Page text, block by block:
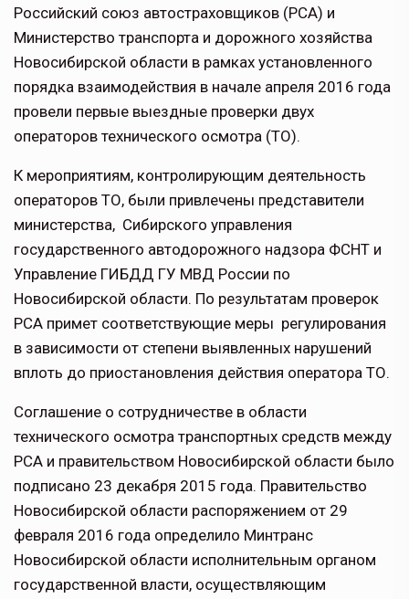
Российский союз автостраховщиков (РСА) и
Министерство транспорта и дорожного хозяйства
Новосибирской области в рамках установленного
порядка взаимодействия в начале апреля 2016 года
провели первые выездные проверки двух
операторов технического осмотра (ТО).
К мероприятиям, контролирующим деятельность
операторов ТО, были привлечены представители
министерства, Сибирского управления
государственного автодорожного надзора ФСНТ и
Управление ГИБДД ГУ МВД России по
Новосибирской области. По результатам проверок
РСА примет соответствующие меры регулирования
в зависимости от степени выявленных нарушений
вплоть до приостановления действия оператора ТО.
Соглашение о сотрудничестве в области
технического осмотра транспортных средств между
РСА и правительством Новосибирской области было
подписано 23 декабря 2015 года. Правительство
Новосибирской области распоряжением от 29
февраля 2016 года определило Минтранс
Новосибирской области исполнительным органом
государственной власти, осуществляющим